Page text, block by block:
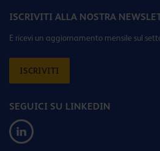
ISCRIVITI ALLA NOSTRA
E ricevi un aggiornamento mensile sul
ISCRIVITI
SEGUICI SU LINKEDIN